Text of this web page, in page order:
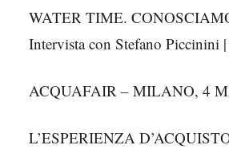
WATER TIME.
Intervista con Stefano Piccinini |
ACQUAFAIR – MILANO, 4
L’ESPERIENZA